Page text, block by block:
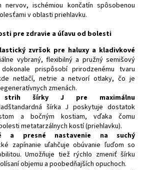
ischémiou končatín spôsobenou
v oblasti priehlavku.
pre zdravie a úľavu od bolesti
zvršok pre haluxy a kladivkové
vybraný, flexibilný a pružný semišový
prispôsobí prirodzenému tvaru
netlačí, netrie a netvorí otlaky, čo je
zmenách.
strih šírky J pre maximálnu
šírka J poskytuje dostatok
a bočným kostiam, vďaka čomu
metatarzálnych kostí (priehlavku).
a presné nastavenie na suchý
zapínanie uľahčuje obúvanie ľuďom so
Umožňuje tiež rýchlo zmeniť šírku
objemu a poobedňajších opuchoch.